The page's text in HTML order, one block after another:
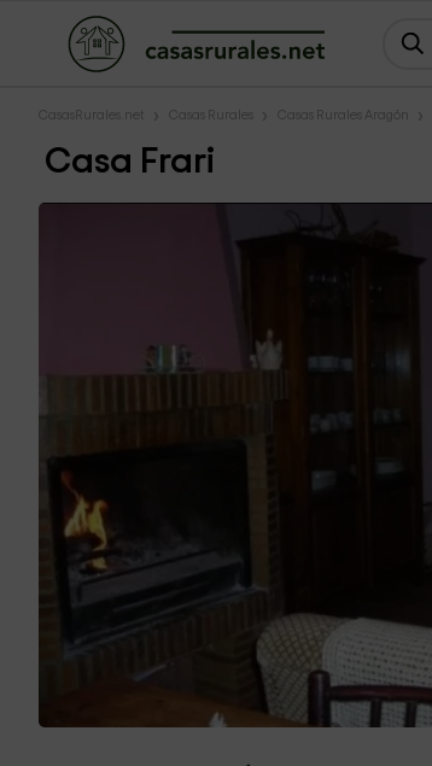
CasasRurales.net Casas Rurales Casas Rurales Aragón
Casa Frari